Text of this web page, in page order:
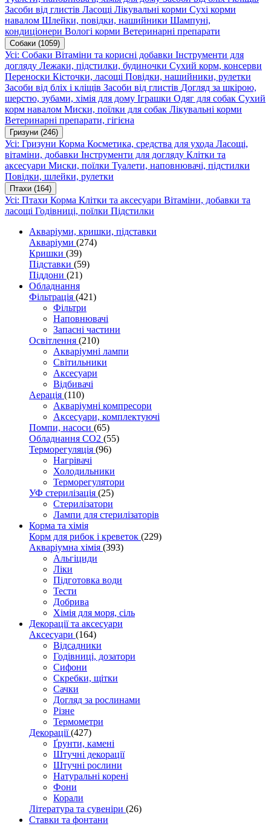
Засоби від глистів Ласощі Лікувальні корми Сухі корми
навалом Шлейки, повідки, нашийники Шампуні,
кондиціонери Вологі корми Ветеринарні препарати
Собаки (1059)
Усі: Собаки Вітаміни та корисні добавки Інструменти для
догляду Лежаки, підстилки, будиночки Сухий корм, консерви
Переноски Кісточки, ласощі Повідки, нашийники, рулетки
Засоби від бліх і кліщів Засоби від глистів Догляд за шкірою,
шерстю, зубами, хімія для дому Іграшки Одяг для собак Сухий
корм навалом Миски, поїлки для собак Лікувальні корми
Ветеринарні препарати, гігієна
Гризуни (246)
Усі: Гризуни Корма Косметика, средства для ухода Ласощі,
вітаміни, добавки Інструменти для догляду Клітки та
аксесуари Миски, поїлки Туалети, наповнювачі, підстилки
Повідки, шлейки, рулетки
Птахи (164)
Усі: Птахи Корма Клітки та аксесуари Вітаміни, добавки та
ласощі Годівниці, поїлки Підстилки
Акваріуми, кришки, підставки
Акваріуми (274)
Кришки (39)
Підставки (59)
Піддони (21)
Обладнання
Фільтрація (421)
Фільтри
Наповнювачі
Запасні частини
Освітлення (210)
Акваріумні лампи
Світильники
Аксесуари
Відбивачі
Аерація (110)
Акваріумні компресори
Аксесуари, комплектуючі
Помпи, насоси (65)
Обладнання CO2 (55)
Терморегуляція (96)
Нагрівачі
Холодильники
Терморегулятори
УФ стерилізація (25)
Стерилізатори
Лампи для стерилізаторів
Корма та хімія
Корм для рибок і креветок (229)
Акваріумна хімія (393)
Альгіциди
Ліки
Підготовка води
Тести
Добрива
Хімія для моря, сіль
Декорації та аксесуари
Аксесуари (164)
Відсадники
Годівниці, дозатори
Сифони
Скребки, щітки
Сачки
Догляд за рослинами
Різне
Термометри
Декорації(427)
Ґрунти, камені
Штучні декорації
Штучні рослини
Натуральні корені
Фони
Корали
Література та сувеніри (26)
Ставки та фонтани